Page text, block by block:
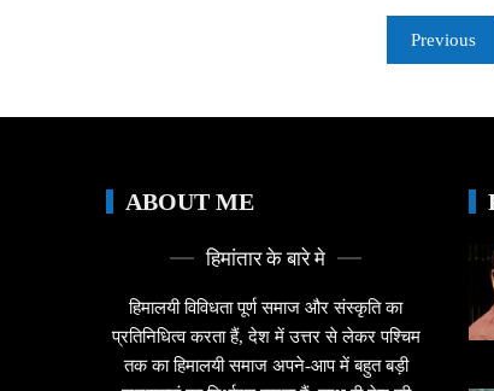
Previous
ABOUT ME
हिमांतार के बारे मे
हिमालयी विविधता पूर्ण समाज और संस्कृति का
प्रतिनिधित्व करता हैं, देश में उत्तर से लेकर पश्चिम
तक का हिमालयी समाज अपने-आप में बहुत बड़ी